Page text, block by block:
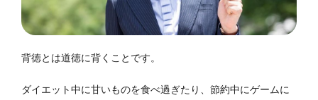
背徳とは道徳に背くことです。
ダイエット中に甘いものを食べ過ぎたり、節約中にゲームに